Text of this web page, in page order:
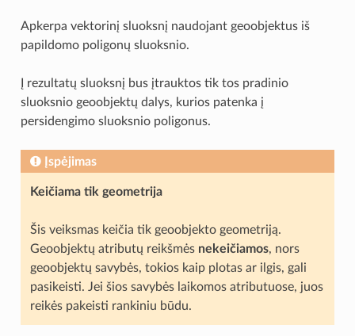
Apkerpa vektorinį sluoksnį naudojant geoobjektus iš
papildomo poligonų sluoksnio.
Į rezultatų sluoksnį bus įtrauktos tik tos pradinio
sluoksnio geoobjektų dalys, kurios patenka į
persidengimo sluoksnio poligonus.
Įspėjimas
Keičiama tik geometrija
Šis veiksmas keičia tik geoobjekto geometriją.
Geoobjektų atributų reikšmės nekeičiamos, nors
geoobjektų savybės, tokios kaip plotas ar ilgis, gali
pasikeisti. Jei šios savybės laikomos atributuose, juos
reikės pakeisti rankiniu būdu.